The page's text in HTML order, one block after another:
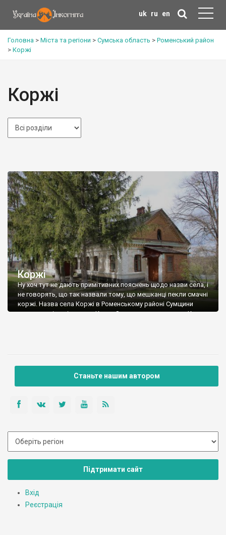
uk ru en
Головна > Міста та регіони > Сумська область > Роменський район
> Коржі
Коржі
Коржі
Ну хоч тут не дають примітивних пояснень щодо назви села, і
не говорять, що так назвали тому, що мешканці пекли смачні
коржі. Назва села Коржі в Роменському районі Сумщини
походить від прізвиська Корж. Засновник села, козак Корж
Станьте нашим автором
Підтримати сайт
Вхід
Реєстрація